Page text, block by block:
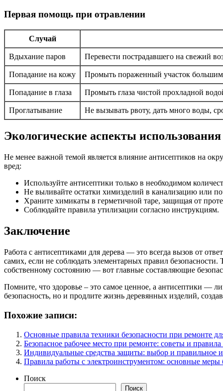
Первая помощь при отравлении
Случай
Вдыхание паров Перевести пострадавшего на свежий
Попадание на кожу Промыть пораженный участок большим
Попадание в глаза Промыть глаза чистой прохладной
Проглатывание Не вызывать рвоту, дать много воды,
Экологические аспекты
Не менее важной темой является влияние антисептиков на
вред:
Используйте антисептики только в необходимом
Не выливайте остатки химизделий в канализацию или
Храните химикаты в герметичной таре, защищая от
Соблюдайте правила утилизации согласно инструкциям.
Заключение
Работа с антисептиками для дерева — это всегда вызов от
самих, если не соблюдать элементарных правил
собственному состоянию — вот главные составляющие
Помните, что здоровье – это самое ценное, а антисептики —
безопасность, но и продлите жизнь деревянных изделий,
Похожие записи:
Основные правила техники безопасности при ремонте
Безопасное рабочее место при ремонте: советы и
Индивидуальные средства защиты: выбор и правильное
Правила работы с электроинструментом: основные меры
Поиск
Поиск